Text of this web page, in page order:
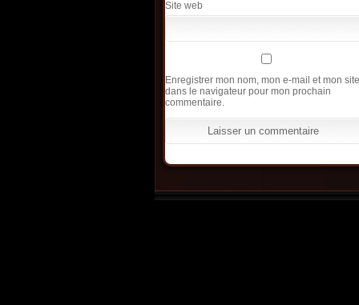
Site web
Enregistrer mon nom, mon e-mail et mon site
dans le navigateur pour mon prochain
commentaire.